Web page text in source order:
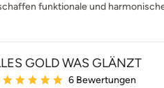
funktionale und
GOLD WAS GLÄNZT
Bewertung: 5 von 5
6 Bewertungen